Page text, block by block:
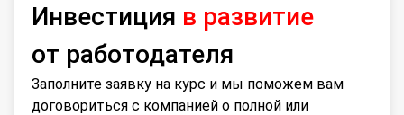
Инвестиция в развитие
от работодателя
Заполните заявку на курс и мы поможем вам
договориться с компанией о полной или